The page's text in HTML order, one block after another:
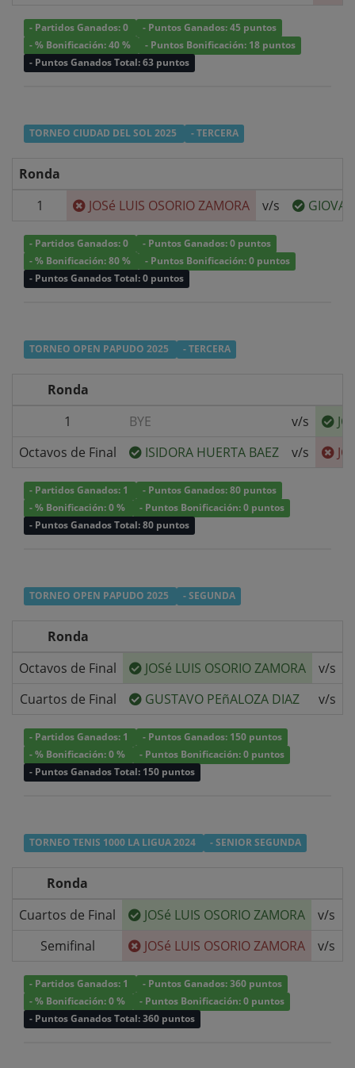
- Partidos Ganados: 0
- Puntos Ganados: 45 puntos
- % Bonificación: 40 %
- Puntos Bonificación: 18 puntos
- Puntos Ganados Total: 63 puntos
TORNEO CIUDAD DEL SOL 2025 - TERCERA
Ronda
1
JOSé LUIS OSORIO ZAMORA v/s
- Partidos Ganados: 0
- Puntos Ganados: 0 puntos
- % Bonificación: 80 %
- Puntos Bonificación: 0 puntos
- Puntos Ganados Total: 0 puntos
TORNEO OPEN PAPUDO 2025 - TERCERA
Ronda
1
BYE v/s
Octavos de Final
ISIDORA HUERTA BAEZ v/s
- Partidos Ganados: 1
- Puntos Ganados: 80 puntos
- % Bonificación: 0 %
- Puntos Bonificación: 0 puntos
- Puntos Ganados Total: 80 puntos
TORNEO OPEN PAPUDO 2025 - SEGUNDA
Ronda
Octavos de Final
JOSé LUIS OSORIO ZAMORA v/s
Cuartos de Final
GUSTAVO PEñALOZA DIAZ v/s
- Partidos Ganados: 1
- Puntos Ganados: 150 puntos
- % Bonificación: 0 %
- Puntos Bonificación: 0 puntos
- Puntos Ganados Total: 150 puntos
TORNEO TENIS 1000 LA LIGUA 2024 - SENIOR SEGUNDA
Ronda
Cuartos de Final
JOSé LUIS OSORIO ZAMORA v/s
Semifinal
JOSé LUIS OSORIO ZAMORA v/s
- Partidos Ganados: 1
- Puntos Ganados: 360 puntos
- % Bonificación: 0 %
- Puntos Bonificación: 0 puntos
- Puntos Ganados Total: 360 puntos